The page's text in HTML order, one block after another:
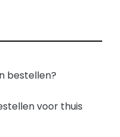
bestellen?
voor thuis